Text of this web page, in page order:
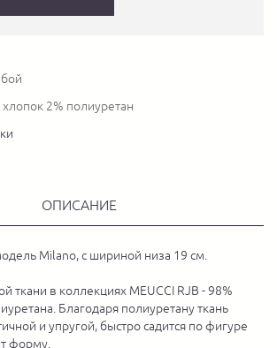
хлопок 2% полиуретан
ОПИСАНИЕ
Milano, с шириной низа 19 см.
ткани в коллекциях MEUCCI RJB - 98%
Благодаря полиуретану ткань
и упругой, быстро садится по фигуре
форму.